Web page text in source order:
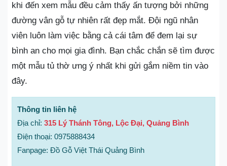
khi đến xem mẫu đều cảm thấy ấn tượng bởi những
đường vân gỗ tự nhiên rất đẹp mắt. Đội ngũ nhân
viên luôn làm việc bằng cả cái tâm để đem lại sự
bình an cho mọi gia đình. Bạn chắc chắn sẽ tìm được
một mẫu tủ thờ ưng ý nhất khi gửi gắm niềm tin vào
đây.
Thông tin liên hệ
Địa chỉ: 315 Lý Thánh Tông, Lộc Đại, Quảng Bình
Điện thoại: 0975888434
Fanpage: Đồ Gỗ Việt Thái Quảng Bình